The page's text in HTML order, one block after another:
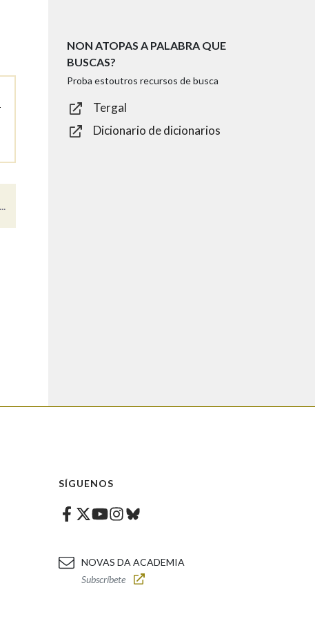
NON ATOPAS A PALABRA QUE
BUSCAS?
Proba estoutros recursos de busca
Tergal
Dicionario de dicionarios
SÍGUENOS
Facebook
Twitter
Youtube
Instagram
Bluesky
NOVAS DA ACADEMIA
Subscríbete